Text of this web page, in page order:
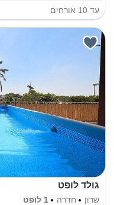
עד 10 אורחים
גולד לופט
שרון חדרה 1 לופט